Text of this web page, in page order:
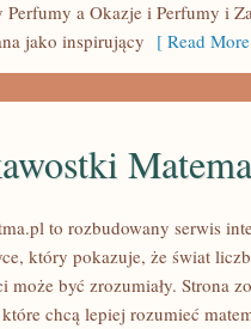
Perfumy a Okazje i Perfumy i
jako inspirujący [ Read
to rozbudowany serwis
który pokazuje, że świat
może być zrozumiały. Strona
chcą lepiej rozumieć